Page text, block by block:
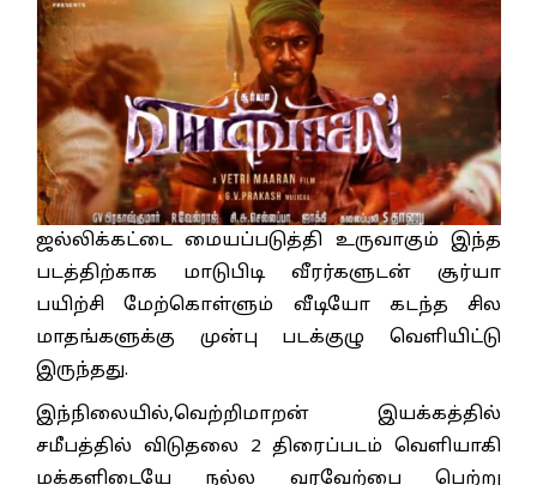
ஜல்லிக்கட்டை மையப்படுத்தி உருவாகும் இந்த
படத்திற்காக மாடுபிடி வீரர்களுடன் சூர்யா
பயிற்சி மேற்கொள்ளும் வீடியோ கடந்த சில
மாதங்களுக்கு முன்பு படக்குழு வெளியிட்டு
இருந்தது.
இந்நிலையில்,வெற்றிமாறன் இயக்கத்தில்
சமீபத்தில் விடுதலை 2 திரைப்படம் வெளியாகி
மக்களிடையே நல்ல வரவேற்பை பெற்று